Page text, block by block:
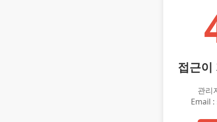
접근이
관리
Email